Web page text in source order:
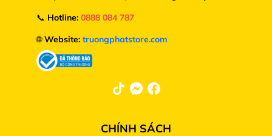
📞 Hotline: 0888 084 787
🌐Website: truongphatstore.com
CHÍNH SÁCH